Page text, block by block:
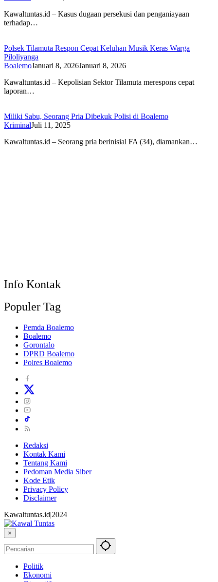
Kawaltuntas.id – Kasus dugaan persekusi dan penganiayaan
terhadap…
Polsek Tilamuta Respon Cepat Keluhan Musik Keras Warga
Piloliyanga
BoalemoJanuari 8, 2026Januari 8, 2026
Kawaltuntas.id – Kepolisian Sektor Tilamuta merespons cepat
laporan…
Miliki Sabu, Seorang Pria Dibekuk Polisi di Boalemo
KriminalJuli 11, 2025
Kawaltuntas.id – Seorang pria berinisial FA (34), diamankan…
Info Kontak
Populer Tag
Pemda Boalemo
Boalemo
Gorontalo
DPRD Boalemo
Polres Boalemo
Redaksi
Kontak Kami
Tentang Kami
Pedoman Media Siber
Kode Etik
Privacy Policy
Disclaimer
Kawaltuntas.id|2024
×
Politik
Ekonomi